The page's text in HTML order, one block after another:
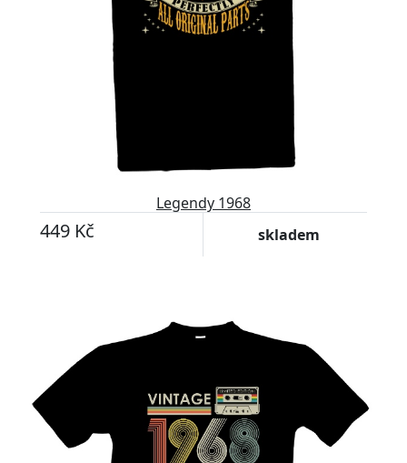
Legendy 1968
449 Kč skladem